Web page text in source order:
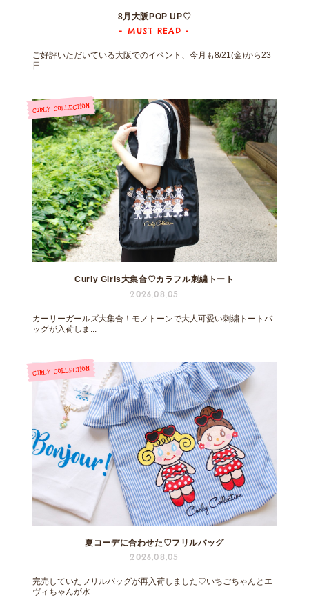
8月大阪POP UP♡
- MUST READ -
ご好評いただいている大阪でのイベント、今月も8/21(金)から23
日...
Curly Girls大集合♡カラフル刺繍トート
2026.08.05
カーリーガールズ大集合！モノトーンで大人可愛い刺繍トートバ
ッグが入荷しま...
夏コーデに合わせた♡フリルバッグ
2026.08.05
完売していたフリルバッグが再入荷しました♡いちごちゃんとエ
ヴィちゃんが水...